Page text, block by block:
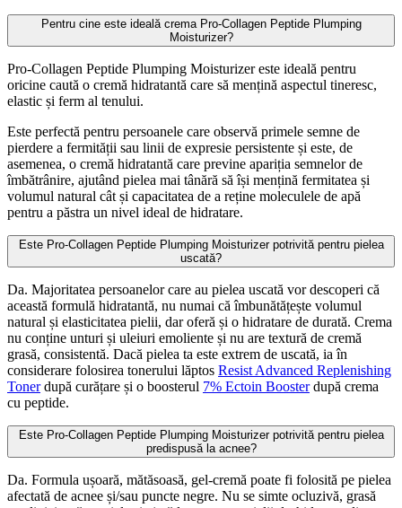
Pentru cine este ideală crema Pro-Collagen Peptide Plumping
Moisturizer?
Pro-Collagen Peptide Plumping Moisturizer este ideală pentru
oricine caută o cremă hidratantă care să mențină aspectul tineresc,
elastic și ferm al tenului.
Este perfectă pentru persoanele care observă primele semne de
pierdere a fermității sau linii de expresie persistente și este, de
asemenea, o cremă hidratantă care previne apariția semnelor de
îmbătrânire, ajutând pielea mai tânără să își mențină fermitatea și
volumul natural cât și capacitatea de a reține moleculele de apă
pentru a păstra un nivel ideal de hidratare.
Este Pro-Collagen Peptide Plumping Moisturizer potrivită pentru pielea
uscată?
Da. Majoritatea persoanelor care au pielea uscată vor descoperi că
această formulă hidratantă, nu numai că îmbunătățește volumul
natural și elasticitatea pielii, dar oferă și o hidratare de durată. Crema
nu conține unturi și uleiuri emoliente și nu are textură de cremă
grasă, consistentă. Dacă pielea ta este extrem de uscată, ia în
considerare folosirea tonerului lăptos Resist Advanced Replenishing
Tonerdupă curățare și o boosterul 7% Ectoin Boosterdupă crema
cu peptide.
Este Pro-Collagen Peptide Plumping Moisturizer potrivită pentru pielea
predispusă la acnee?
Da. Formula ușoară, mătăsoasă, gel-cremă poate fi folosită pe pielea
afectată de acnee și/sau puncte negre. Nu se simte ocluzivă, grasă